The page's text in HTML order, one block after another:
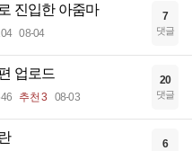
진입한 아줌마
08-04
7
댓글
업로드
추천 3 08-03
20
댓글
6